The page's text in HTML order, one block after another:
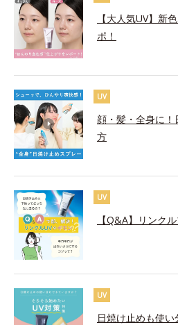
【大人気UV】新
ポ！
UV
顔・髪・全身に
方
UV
【Q&A】リンク
UV
日焼け止めも使